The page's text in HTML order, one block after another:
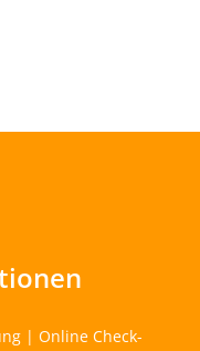
| Online Check-